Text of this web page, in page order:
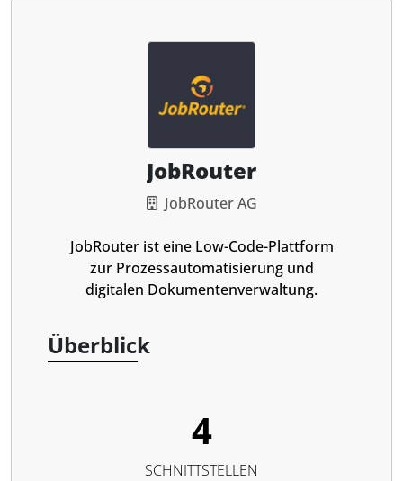
JobRouter
JobRouter AG
JobRouter ist eine Low-Code-Plattform
zur Prozessautomatisierung und
digitalen Dokumentenverwaltung.
Überblick
4
SCHNITTSTELLEN